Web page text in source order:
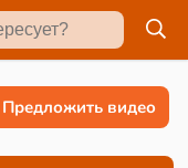
Предложить видео